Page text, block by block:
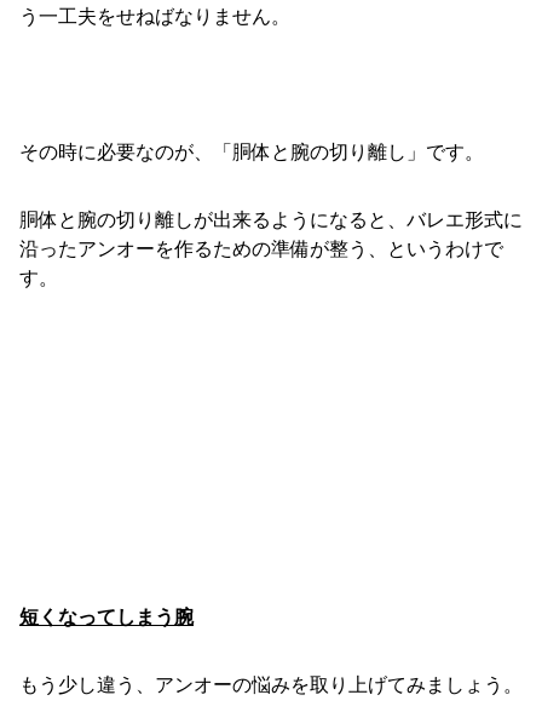
う一工夫をせねばなりません。
その時に必要なのが、「胴体と腕の切り離し」です。
胴体と腕の切り離しが出来るようになると、バレエ形式に
沿ったアンオーを作るための準備が整う、というわけで
す。
短くなってしまう腕
もう少し違う、アンオーの悩みを取り上げてみましょう。